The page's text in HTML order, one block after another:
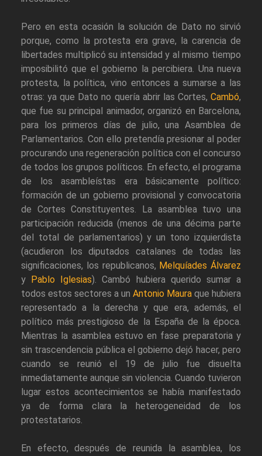
Pero en esta ocasión la solución de Dato no sirvió
porque, como la protesta era grave, la carencia de
libertades multiplicó su intensidad y al mismo tiempo
imposibilitó que el gobierno la percibiera. Una nueva
protesta, la política, vino entonces a sumarse a las
otras: ya que Dato no quería abrir las Cortes, Cambó,
que fue su principal animador, organizó en Barcelona,
para los primeros días de julio, una Asamblea de
Parlamentarios. Con ello pretendía presionar al poder
procurando una regeneración política con el concurso
de todos los grupos políticos. En efecto, el programa
de los asambleístas era básicamente político:
formación de un gobierno provisional y convocatoria
de Cortes Constituyentes. La asamblea tuvo una
participación reducida (menos de una décima parte
del total de parlamentarios) y un tono izquierdista
(acudieron los diputados catalanes de todas las
significaciones, los republicanos, Melquíades Álvarez
y
Pablo Iglesias). Cambó hubiera querido sumar a
todos estos sectores a un Antonio Maura que hubiera
representado a la derecha y que era, además, el
político más prestigioso de la España de la época.
Mientras la asamblea estuvo en fase preparatoria y
sin trascendencia pública el gobierno dejó hacer, pero
cuando se reunió el 19 de julio fue disuelta
inmediatamente aunque sin violencia. Cuando tuvieron
lugar estos acontecimientos se había manifestado
ya de forma clara la heterogeneidad de los
protestatarios.
En efecto, después de reunida la asamblea, los